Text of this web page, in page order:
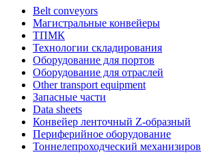
Belt conveyors
Магистральные конвейеры
ТПМК
Технологии складирования
Оборудование для портов
Оборудование для отраслей
Other transport equipment
Запасные части
Data sheets
Конвейер ленточный Z-образный
Периферийное оборудование
Тоннелепроходческий